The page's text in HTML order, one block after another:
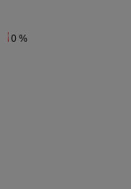
0 %